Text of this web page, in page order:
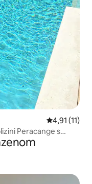
Prosječna
4,91 (11)
Peracange s